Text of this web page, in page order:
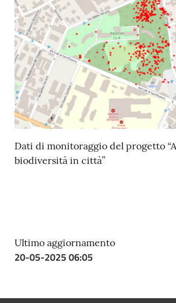
Dati di monitoraggio del progetto
biodiversità in città”
Ultimo aggiornamento
20-05-2025 06:05